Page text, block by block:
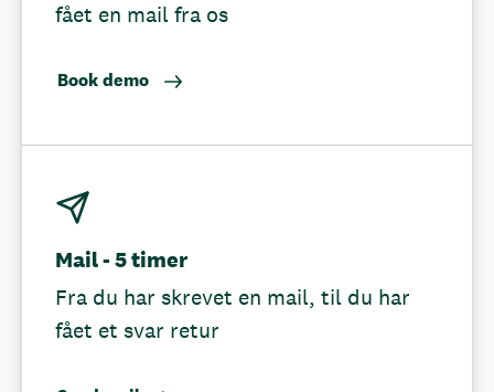
fået en mail fra os
Book demo
Mail - 5 timer
Fra du har skrevet en mail, til du har
fået et svar retur